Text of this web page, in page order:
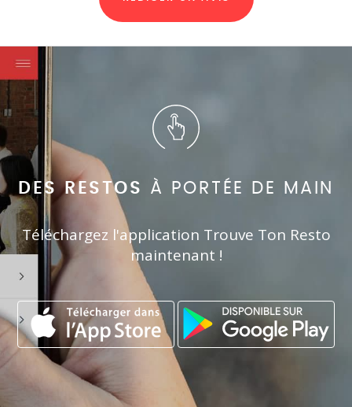
DES RESTOS À PORTÉE DE MAIN
Téléchargez l'application Trouve Ton Resto
maintenant !